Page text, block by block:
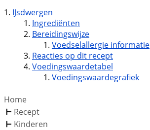
IJsdwergen
Ingrediënten
Bereidingswijze
Voedselallergie informatie
Reacties op dit recept
Voedingswaardetabel
Voedingswaardegrafiek
Home
Recept
Kinderen